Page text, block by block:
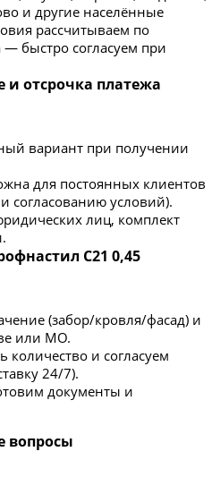
и другие населённые
рассчитываем по
быстро согласуем при
и отсрочка платежа
вариант при получении
для постоянных клиентов
согласованию условий).
лиц, комплект
С21 0,45
(забор/кровля/фасад) и
или МО.
и согласуем
24/7).
документы и
вопросы